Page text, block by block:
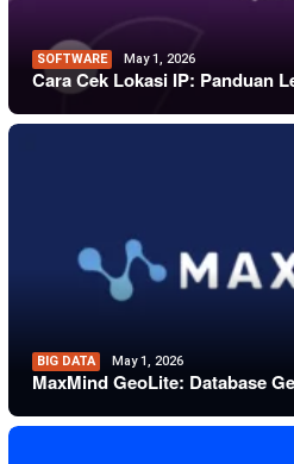
SOFTWARE May 1, 2026
Cara Cek Lokasi IP: Panduan
BIG DATA May 1, 2026
MaxMind GeoLite: Database